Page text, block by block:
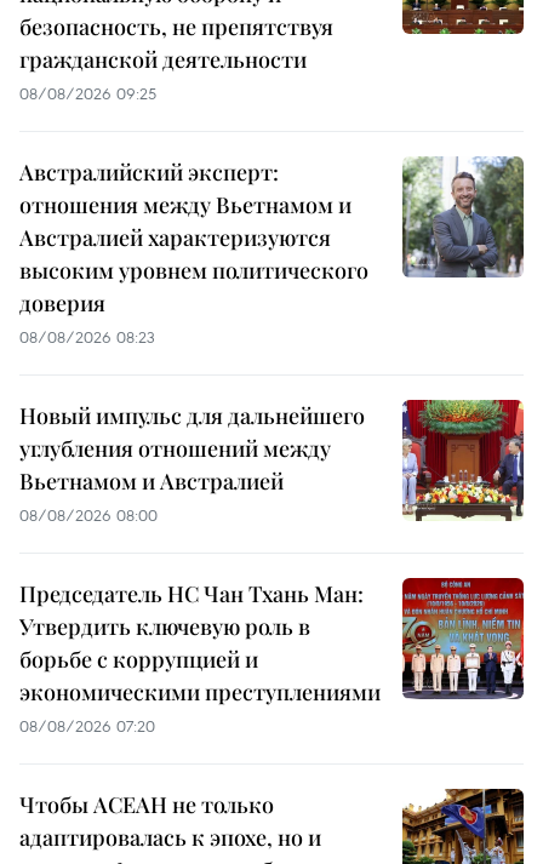
безопасность, не препятствуя
гражданской деятельности
08/08/2026 09:25
Австралийский эксперт:
отношения между Вьетнамом и
Австралией характеризуются
высоким уровнем политического
доверия
08/08/2026 08:23
Новый импульс для дальнейшего
углубления отношений между
Вьетнамом и Австралией
08/08/2026 08:00
Председатель НС Чан Тхань Ман:
Утвердить ключевую роль в
борьбе с коррупцией и
экономическими преступлениями
08/08/2026 07:20
Чтобы АСЕАН не только
адаптировалась к эпохе, но и